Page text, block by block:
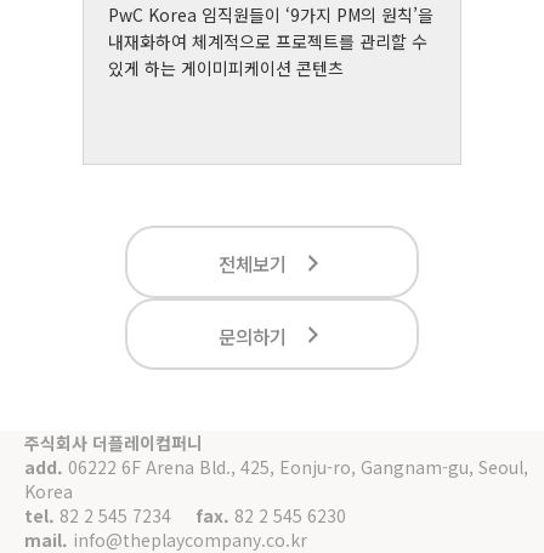
PwC Korea 임직원들이 ‘9가지 PM의 원칙’을
내재화하여 체계적으로 프로젝트를 관리할 수
있게 하는 게이미피케이션 콘텐츠
전체보기
문의하기
주식회사 더플레이컴퍼니
add. 06222 6F Arena Bld., 425, Eonju-ro, Gangnam-gu, Seoul,
Korea
tel. 82 2 545 7234 fax. 82 2 545 6230
mail. info@theplaycompany.co.kr